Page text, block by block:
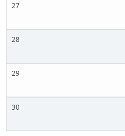
27
28
29
30